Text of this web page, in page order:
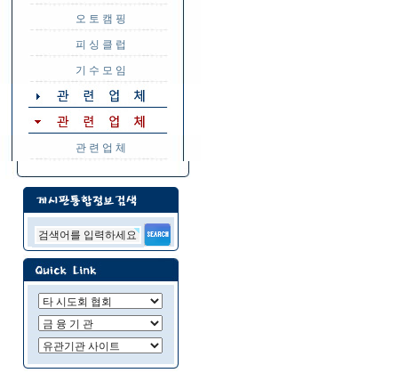
오 토 캠 핑
피 싱 클 럽
기 수 모 임
관 련 업 체